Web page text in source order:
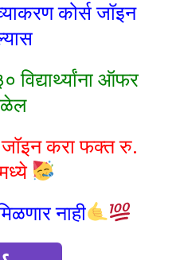
कोर्स जॉइन
विद्यार्थ्यांना ऑफर
जॉइन करा फक्त रु.
नाही